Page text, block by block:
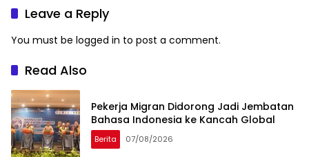
Leave a Reply
You must be logged in to post a comment.
Read Also
Pekerja Migran Didorong Jadi Jembatan
Bahasa Indonesia ke Kancah Global
Berita 07/08/2026